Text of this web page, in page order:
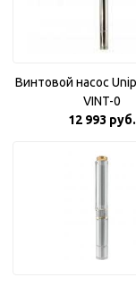
Винтовой насос
VINT-0
12 993 руб.